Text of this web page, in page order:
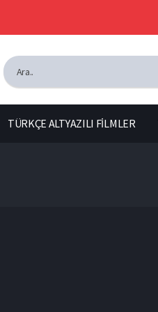
TÜRKÇE ALTYAZILI FİLMLER